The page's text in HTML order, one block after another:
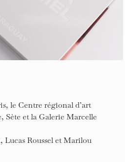
et contact
le Centre régional d’art
et la Galerie Marcelle
Roussel et Marilou